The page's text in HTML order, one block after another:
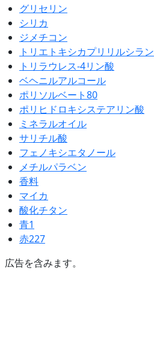
グリセリン
シリカ
ジメチコン
トリエトキシカプリリルシラン
トリラウレス-4リン酸
ベヘニルアルコール
ポリソルベート80
ポリヒドロキシステアリン酸
ミネラルオイル
サリチル酸
フェノキシエタノール
メチルパラベン
香料
マイカ
酸化チタン
青1
赤227
広告を含みます。